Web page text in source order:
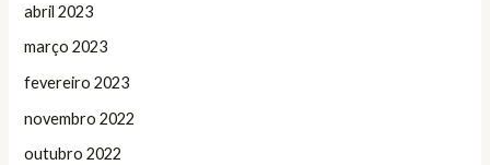
abril 2023
março 2023
fevereiro 2023
novembro 2022
outubro 2022